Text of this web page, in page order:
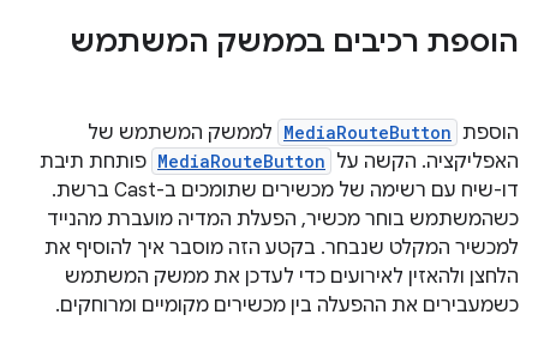
הוספת רכיבים בממשק המשתמש
הוספת MediaRouteButton לממשק המשתמש של
האפליקציה. הקשה על MediaRouteButton פותחת תיבת
דו-שיח עם רשימה של מכשירים שתומכים ב-Cast ברשת.
כשהמשתמש בוחר מכשיר, הפעלת המדיה מועברת מהנייד
למכשיר המקלט שנבחר. בקטע הזה מוסבר איך להוסיף את
הלחצן ולהאזין לאירועים כדי לעדכן את ממשק המשתמש
כשמעבירים את ההפעלה בין מכשירים מקומיים ומרוחקים.